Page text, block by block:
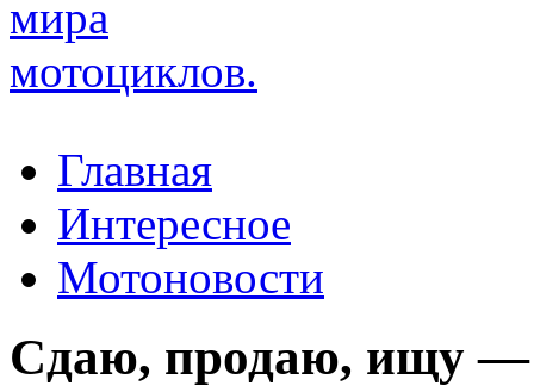
Главная
Интересное
Мотоновости
Сдаю, продаю, ищу —